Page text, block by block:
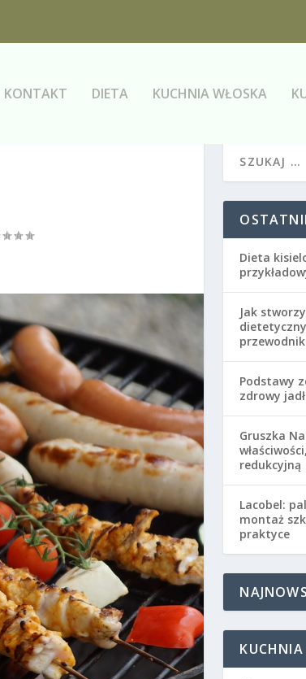
KONTAKT DIETA KUCHNIA WŁOSKA
Dieta
Jak
przewodnik
Podstawy
zdrowy
Gruszka
redukcyjną
Lacobel:
montaż
praktyce